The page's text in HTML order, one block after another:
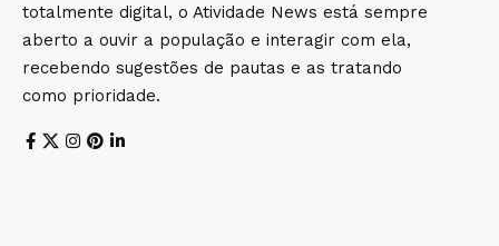
totalmente digital, o Atividade News está sempre
aberto a ouvir a população e interagir com ela,
recebendo sugestões de pautas e as tratando
como prioridade.